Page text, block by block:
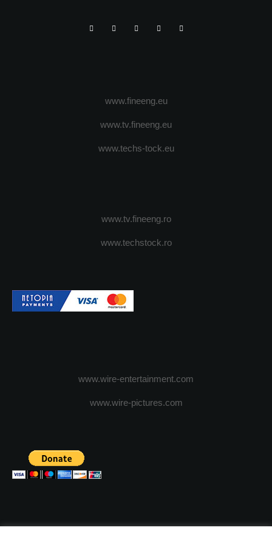
www.fineeng.eu
www.tv.fineeng.eu
www.techs-tock.eu
www.tv.fineeng.ro
www.techstock.ro
www.wire-entertainment.com
www.wire-pictures.com